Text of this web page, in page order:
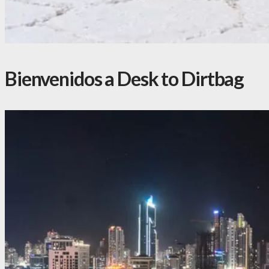
Bienvenidos a Desk to Dirtbag